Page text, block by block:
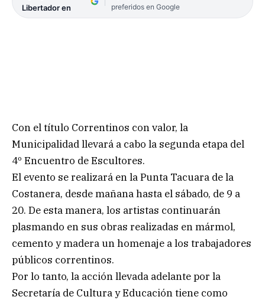
Libertador en
preferidos en Google
Con el título Correntinos con valor, la
Municipalidad llevará a cabo la segunda etapa del
4º Encuentro de Escultores.
El evento se realizará en la Punta Tacuara de la
Costanera, desde mañana hasta el sábado, de 9 a
20. De esta manera, los artistas continuarán
plasmando en sus obras realizadas en mármol,
cemento y madera un homenaje a los trabajadores
públicos correntinos.
Por lo tanto, la acción llevada adelante por la
Secretaría de Cultura y Educación tiene como